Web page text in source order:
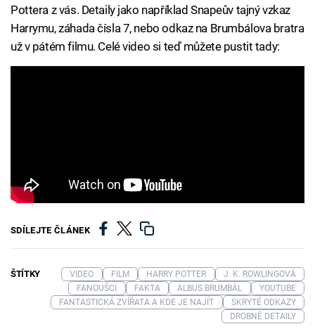
Pottera z vás. Detaily jako například Snapeův tajný vzkaz
Harrymu, záhada čísla 7, nebo odkaz na Brumbálova bratra
už v pátém filmu. Celé video si teď můžete pustit tady:
SDÍLEJTE ČLÁNEK
ŠTÍTKY VIDEO FILM HARRY POTTER
J. K. ROWLINGOVÁ
FANOUŠCI
FAKTA ALBUS BRUMBÁL
YOUTUBE
FANTASTICKÁ ZVÍŘATA A KDE JE NAJÍT
SKRYTÉ ODKAZY
DROBNÉ DETAILY